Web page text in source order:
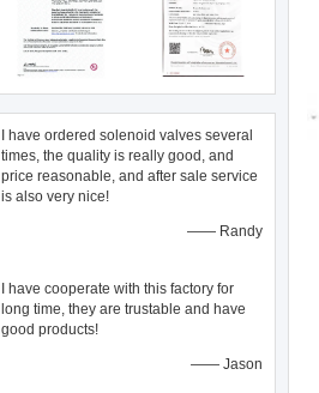
I have ordered solenoid valves several
times, the quality is really good, and
price reasonable, and after sale service
is also very nice!
—— Randy
I have cooperate with this factory for
long time, they are trustable and have
good products!
—— Jason